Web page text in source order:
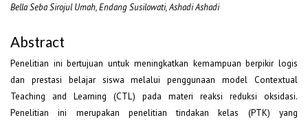
Bella Seba Sirojul Umah, Endang Susilowati, Ashadi Ashadi
Abstract
Penelitian ini bertujuan untuk meningkatkan kemampuan berpikir logis
dan prestasi belajar siswa melalui penggunaan model Contextual
Teaching and Learning (CTL) pada materi reaksi reduksi oksidasi.
Penelitian ini merupakan penelitian tindakan kelas (PTK) yang